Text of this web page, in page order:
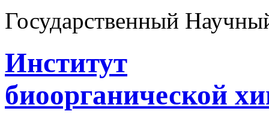
Государственный
Институт
биоорганической